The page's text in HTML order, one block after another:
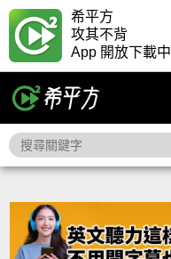
希平方
攻其不背
App 開放下載中